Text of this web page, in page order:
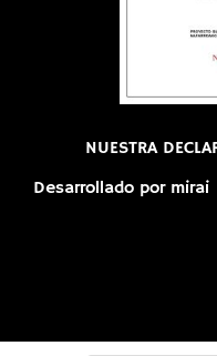
NUESTRA
Desarrollado por mirai